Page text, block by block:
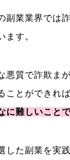
副業業界では
ます。
悪質で詐欺ま
ことができれ
に難しいこと
した副業を実